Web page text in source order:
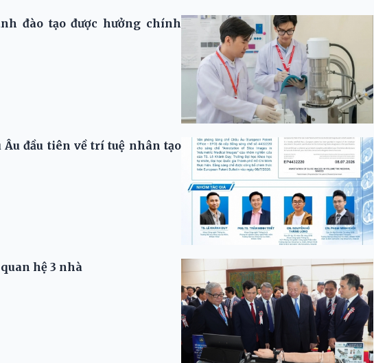
đào tạo được hưởng chính
đầu tiên về trí tuệ nhân tạo
hệ 3 nhà